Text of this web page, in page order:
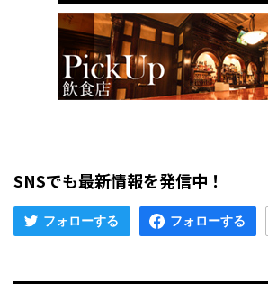
SNSでも最新情報を発信中！